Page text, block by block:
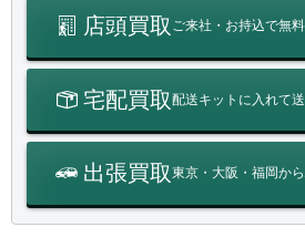
店頭買取 ご来社・お持込で無
宅配買取配送キットに入れて
出張買取東京・大阪・福岡か